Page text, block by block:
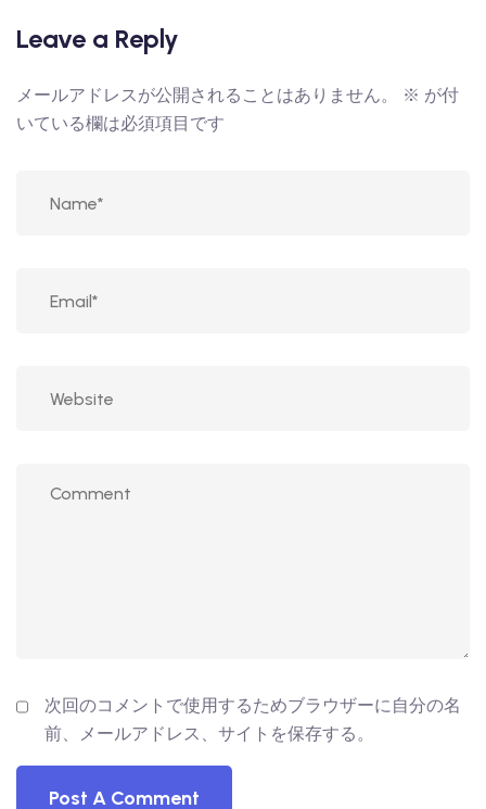
Leave a Reply
メールアドレスが公開されることはありません。 ※ が付
いている欄は必須項目です
次回のコメントで使用するためブラウザーに自分の名
前、メールアドレス、サイトを保存する。